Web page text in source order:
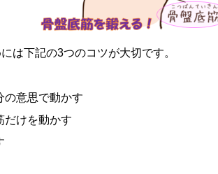
は下記の3つのコツが大切です。
の意思で動かす
だけを動かす